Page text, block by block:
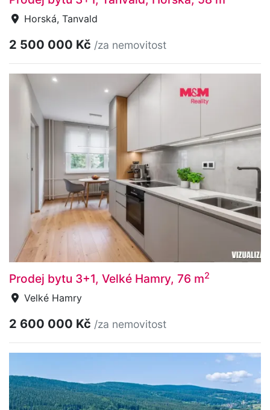
Horská, Tanvald
2 500 000 Kč /za nemovitost
Prodej bytu 3+1, Velké Hamry, 76 m2
Velké Hamry
2 600 000 Kč /za nemovitost